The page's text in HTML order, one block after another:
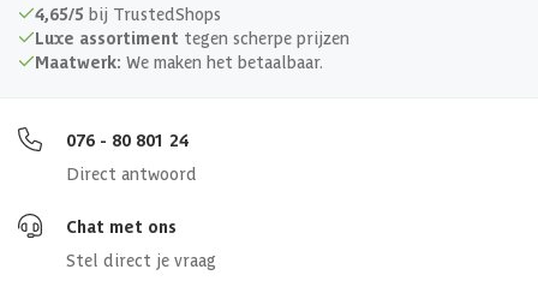
Breedte binnenmaat
Dakoppervlakte
Aantal deuren
4,65/5 bij TrustedShops
Luxe assortiment tegen scherpe prijzen
Maatwerk: We maken het betaalbaar.
076 - 80 801 24
Direct antwoord
Chat met ons
Stel direct je vraag